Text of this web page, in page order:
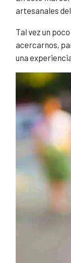
artesanales
Tal vez un
acercarnos,
una